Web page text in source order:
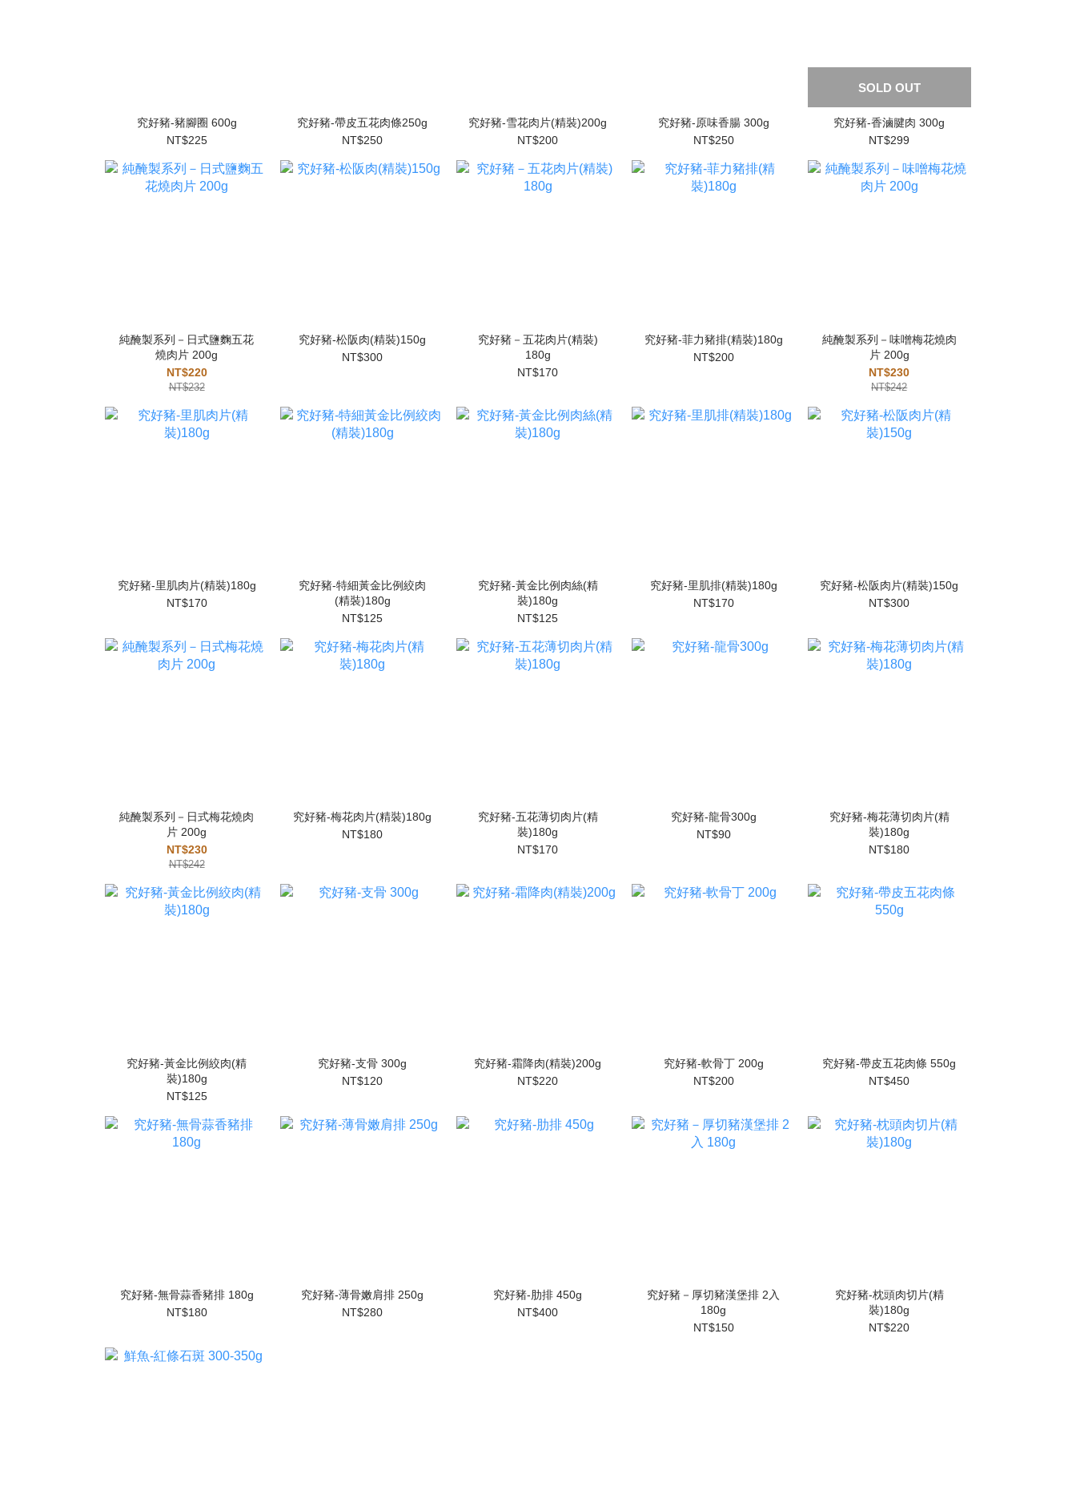
究好豬-豬腳圈 600g
NT$225
究好豬-帶皮五花肉條250g
NT$250
究好豬-雪花肉片(精裝)200g
NT$200
究好豬-原味香腸 300g
NT$250
SOLD OUT
究好豬-香滷腱肉 300g
NT$299
純醃製系列－日式鹽麴五花
燒肉片 200g
NT$220
NT$232
究好豬-松阪肉(精裝)150g
NT$300
究好豬－五花肉片(精裝)
180g
NT$170
究好豬-菲力豬排(精裝)180g
NT$200
純醃製系列－味噌梅花燒肉
片 200g
NT$230
NT$242
究好豬-里肌肉片(精裝)180g
NT$170
究好豬-特細黃金比例絞肉
(精裝)180g
NT$125
究好豬-黃金比例肉絲(精
裝)180g
NT$125
究好豬-里肌排(精裝)180g
NT$170
究好豬-松阪肉片(精裝)150g
NT$300
純醃製系列－日式梅花燒肉
片 200g
NT$230
NT$242
究好豬-梅花肉片(精裝)180g
NT$180
究好豬-五花薄切肉片(精
裝)180g
NT$170
究好豬-龍骨300g
NT$90
究好豬-梅花薄切肉片(精
裝)180g
NT$180
究好豬-黃金比例絞肉(精
裝)180g
NT$125
究好豬-支骨 300g
NT$120
究好豬-霜降肉(精裝)200g
NT$220
究好豬-軟骨丁 200g
NT$200
究好豬-帶皮五花肉條 550g
NT$450
究好豬-無骨蒜香豬排 180g
NT$180
究好豬-薄骨嫩肩排 250g
NT$280
究好豬-肋排 450g
NT$400
究好豬－厚切豬漢堡排 2入
180g
NT$150
究好豬-枕頭肉切片(精
裝)180g
NT$220